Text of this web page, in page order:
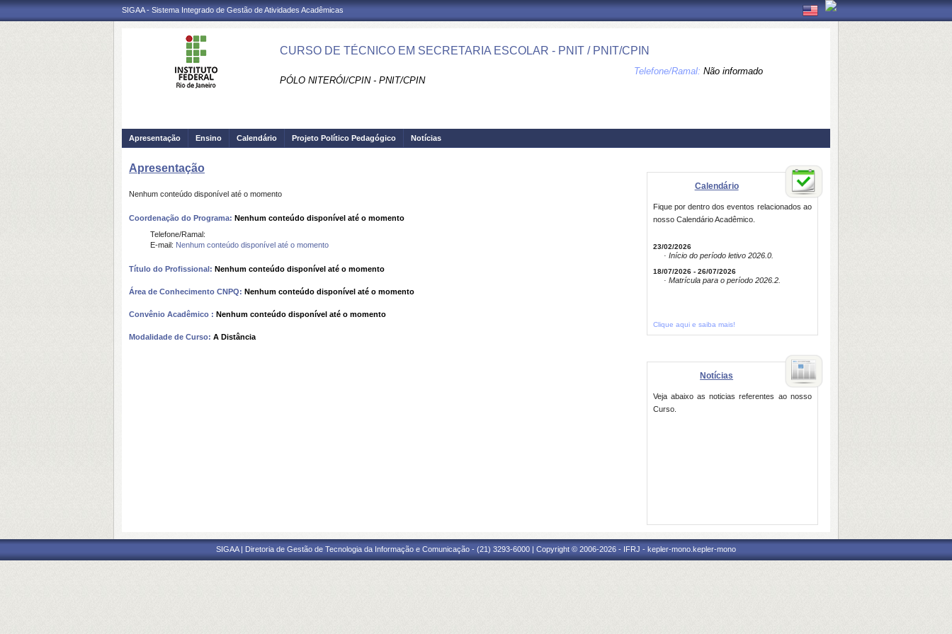
SIGAA - Sistema Integrado de Gestão de Atividades Acadêmicas
CURSO DE TÉCNICO EM SECRETARIA ESCOLAR - PNIT / PNIT/CPIN
PÓLO NITERÓI/CPIN - PNIT/CPIN
Telefone/Ramal: Não informado
Apresentação Ensino Calendário Projeto Político Pedagógico Notícias
Apresentação
Nenhum conteúdo disponível até o momento
Coordenação do Programa: Nenhum conteúdo disponível até o momento
Telefone/Ramal:
E-mail: Nenhum conteúdo disponível até o momento
Título do Profissional: Nenhum conteúdo disponível até o momento
Área de Conhecimento CNPQ: Nenhum conteúdo disponível até o momento
Convênio Acadêmico : Nenhum conteúdo disponível até o momento
Modalidade de Curso: A Distância
Calendário
Fique por dentro dos eventos relacionados ao
nosso Calendário Acadêmico.
23/02/2026
· Início do período letivo 2026.0.
18/07/2026 - 26/07/2026
· Matrícula para o período 2026.2.
Clique aqui e saiba mais!
Notícias
Veja abaixo as noticias referentes ao nosso
Curso.
SIGAA | Diretoria de Gestão de Tecnologia da Informação e Comunicação - (21) 3293-6000 | Copyright © 2006-2026 - IFRJ - kepler-mono.kepler-mono